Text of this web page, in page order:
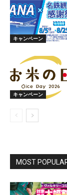
キャンペーン
キャンペーン
MOST